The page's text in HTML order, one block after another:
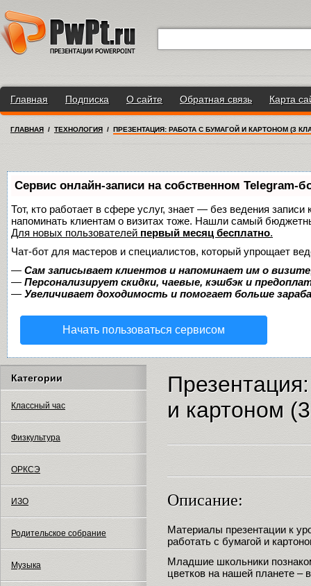
Главная Подписка О сайте Обратная связь Карта
ГЛАВНАЯ / ТЕХНОЛОГИЯ / ПРЕЗЕНТАЦИЯ: РАБОТА С БУМАГОЙ И КАРТОНОМ (3
Сервис онлайн-записи на собственном Telegram-
Тот, кто работает в сфере услуг, знает — без ведения
напоминать клиентам о визитах тоже. Нашли самый
Для новых пользователей первый месяц бесплатно.
Чат-бот для мастеров и специалистов, который упрощает
— Сам записывает клиентов и напоминает им о
— Персонализирует скидки, чаевые, кэшбэк и
— Увеличивает доходимость и помогает больше
Начать пользоваться сервисом
Категории
Классный час
Физкультура
ОРКСЭ
ИЗО
Родительское собрание
Музыка
и картоном
Описание:
Материалы презентации к
работать с бумагой и
Младшие школьники
цветков на нашей планете –